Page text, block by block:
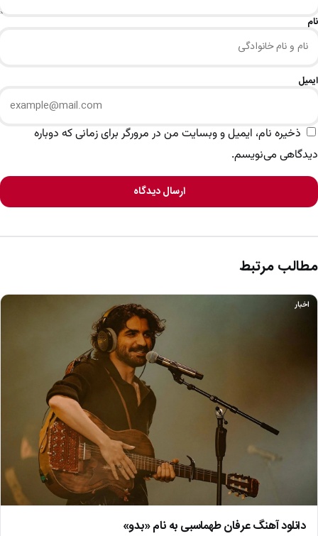
نام
ایمیل
ذخیره نام، ایمیل و وبسایت من در مرورگر برای زمانی که دوباره
دیدگاهی می‌نویسم.
ارسال دیدگاه
مطالب مرتبط
اخبار
دانلود آهنگ عرفان طهماسبی به نام «بدو»